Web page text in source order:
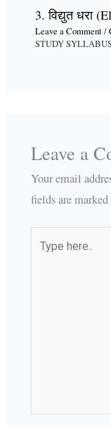
3. विद्युत धरा
Leave a Comment/
STUDY
Leave a
Your email
fields are marked